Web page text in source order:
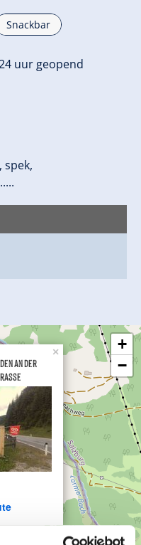
Snackbar
uur geopend
spek,
an der
×
+
−